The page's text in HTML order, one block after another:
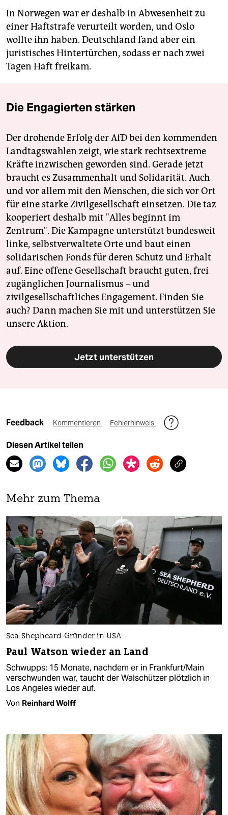
In Norwegen war er deshalb in Abwesenheit zu
einer Haftstrafe verurteilt worden, und Oslo
wollte ihn haben. Deutschland fand aber ein
juristisches Hintertürchen, sodass er nach zwei
Tagen Haft freikam.
Die Engagierten stärken
Der drohende Erfolg der AfD bei den kommenden
Landtagswahlen zeigt, wie stark rechtsextreme
Kräfte inzwischen geworden sind. Gerade jetzt
braucht es Zusammenhalt und Solidarität. Auch
und vor allem mit den Menschen, die sich vor Ort
für eine starke Zivilgesellschaft einsetzen. Die taz
kooperiert deshalb mit "Alles beginnt im
Zentrum". Die Kampagne unterstützt bundesweit
linke, selbstverwaltete Orte und baut einen
solidarischen Fonds für deren Schutz und Erhalt
auf. Eine offene Gesellschaft braucht guten, frei
zugänglichen Journalismus – und
zivilgesellschaftliches Engagement. Finden Sie
auch? Dann machen Sie mit und unterstützen Sie
unsere Aktion.
Jetzt unterstützen
Feedback Kommentieren Fehlerhinweis
Diesen Artikel teilen
Mehr zum Thema
Sea-Shepheard-Gründer in USA
Paul Watson wieder an Land
Schwupps: 15 Monate, nachdem er in Frankfurt/Main
verschwunden war, taucht der Walschützer plötzlich in
Los Angeles wieder auf.
Von Reinhard Wolff